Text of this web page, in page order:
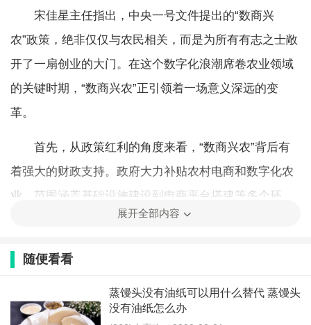
宋佳星主任指出，中央一号文件提出的“数商兴
农”政策，绝非仅仅与农民相关，而是为所有有志之士敞
开了一扇创业的大门。在这个数字化浪潮席卷农业领域
的关键时期，“数商兴农”正引领着一场意义深远的变
革。
首先，从政策红利的角度来看，“数商兴农”背后有
着强大的财政支持。政府大力补贴农村电商和数字化农
业，范围涵盖基础设施建设到电商平台搭建等多个环
节。农村地区的网络建设、物流配送设施建设均有资金
产品电商的企业和个人还能获得运营补贴，有效降低了
展开全部内容
随便看看
蒸馒头没有油纸可以用什么替代 蒸馒头
没有油纸怎么办